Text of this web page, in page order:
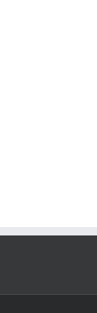
Réseau
des